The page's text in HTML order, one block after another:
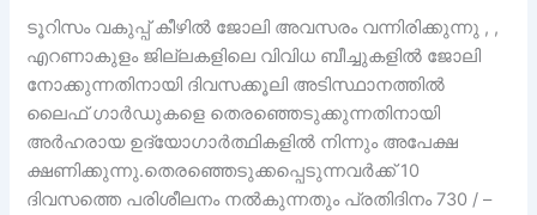
ടൂറിസം വകുപ്പ് കീഴിൽ ജോലി അവസരം വന്നിരിക്കുന്നു , ,
എറണാകുളം ജില്ലകളിലെ വിവിധ ബീച്ചുകളിൽ ജോലി
നോക്കുന്നതിനായി ദിവസക്കൂലി അടിസ്ഥാനത്തിൽ
ലൈഫ് ഗാർഡുകളെ തെരഞ്ഞെടുക്കുന്നതിനായി
അർഹരായ ഉദ്യോഗാർത്ഥികളിൽ നിന്നും അപേക്ഷ
ക്ഷണിക്കുന്നു.തെരഞ്ഞെടുക്കപ്പെടുന്നവർക്ക് 10
ദിവസത്തെ പരിശീലനം നൽകുന്നതും പ്രതിദിനം 730 / –